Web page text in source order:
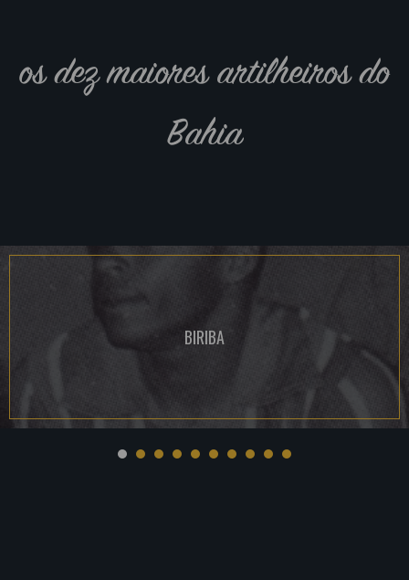
os dez maiores artilheiros do
Bahia
BIRIBA